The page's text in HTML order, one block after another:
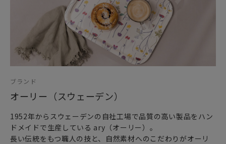
ブランド
オーリー（スウェーデン）
1952年からスウェーデンの自社工場で品質の高い製品をハン
ドメイドで生産している ary（オーリー）。
長い伝統をもつ職人の技と、自然素材へのこだわりがオーリ